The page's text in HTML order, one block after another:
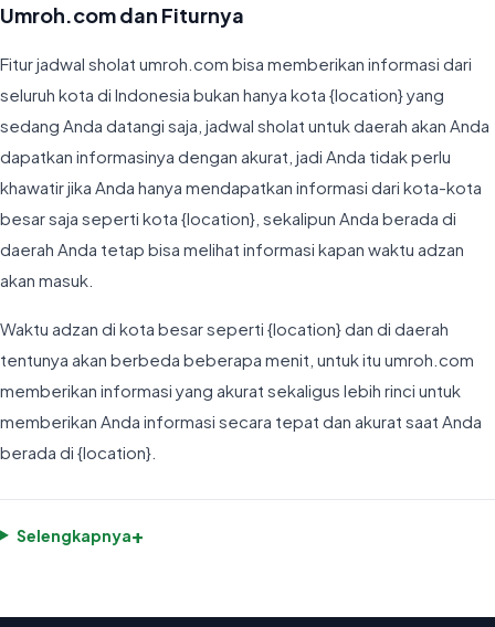
Umroh.com dan Fiturnya
Fitur jadwal sholat umroh.com bisa memberikan informasi dari
seluruh kota di Indonesia bukan hanya kota {location} yang
sedang Anda datangi saja, jadwal sholat untuk daerah akan Anda
dapatkan informasinya dengan akurat, jadi Anda tidak perlu
khawatir jika Anda hanya mendapatkan informasi dari kota-kota
besar saja seperti kota {location}, sekalipun Anda berada di
daerah Anda tetap bisa melihat informasi kapan waktu adzan
akan masuk.
Waktu adzan di kota besar seperti {location} dan di daerah
tentunya akan berbeda beberapa menit, untuk itu umroh.com
memberikan informasi yang akurat sekaligus lebih rinci untuk
memberikan Anda informasi secara tepat dan akurat saat Anda
berada di {location}.
Selengkapnya+